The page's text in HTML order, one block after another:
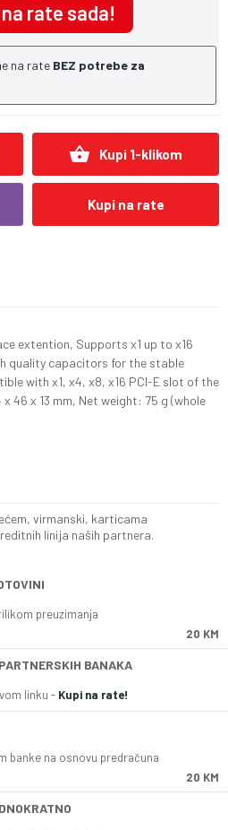
rate sada!
na rate BEZ potrebe za
shopping_basket Kupi 1-klikom
Kupi na rate
extention, Supports x1 up to x16
quality capacitors for the stable
with x1, x4, x8, x16 PCI-E slot of the
46 x 13 mm, Net weight: 75 g (whole
virmanski, karticama
linija naših partnera.
preuzimanja
20 KM
BANAKA
linku - Kupi na rate!
banke na osnovu predračuna
20 KM